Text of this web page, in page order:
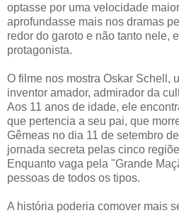
optasse por uma velocidade
aprofundasse mais nos dramas
redor do garoto e não tanto nele,
protagonista.
O filme nos mostra Oskar Schell,
inventor amador, admirador da
Aos 11 anos de idade, ele
que pertencia a seu pai, que
Gêmeas no dia 11 de setembro
jornada secreta pelas cinco
Enquanto vaga pela "Grande
pessoas de todos os tipos.
A história poderia comover mais